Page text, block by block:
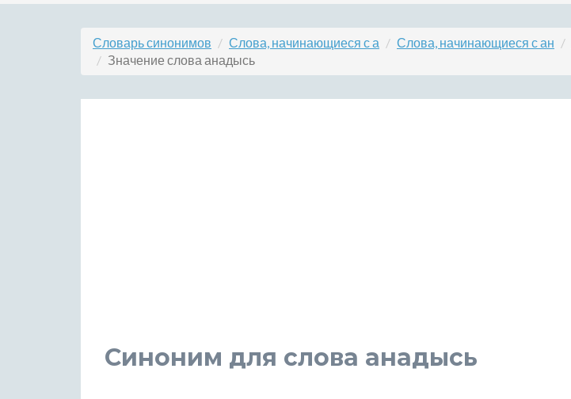
Словарь синонимов Слова, начинающиеся с а Слова, начинающиеся с ан
Значение слова анадысь
Синоним для слова анадысь